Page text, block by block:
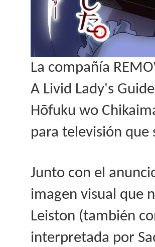
La compañía
A Livid Lady's
Hōfuku wo
para televisión que
Junto con el
imagen visual que
Leiston (también
interpretada por